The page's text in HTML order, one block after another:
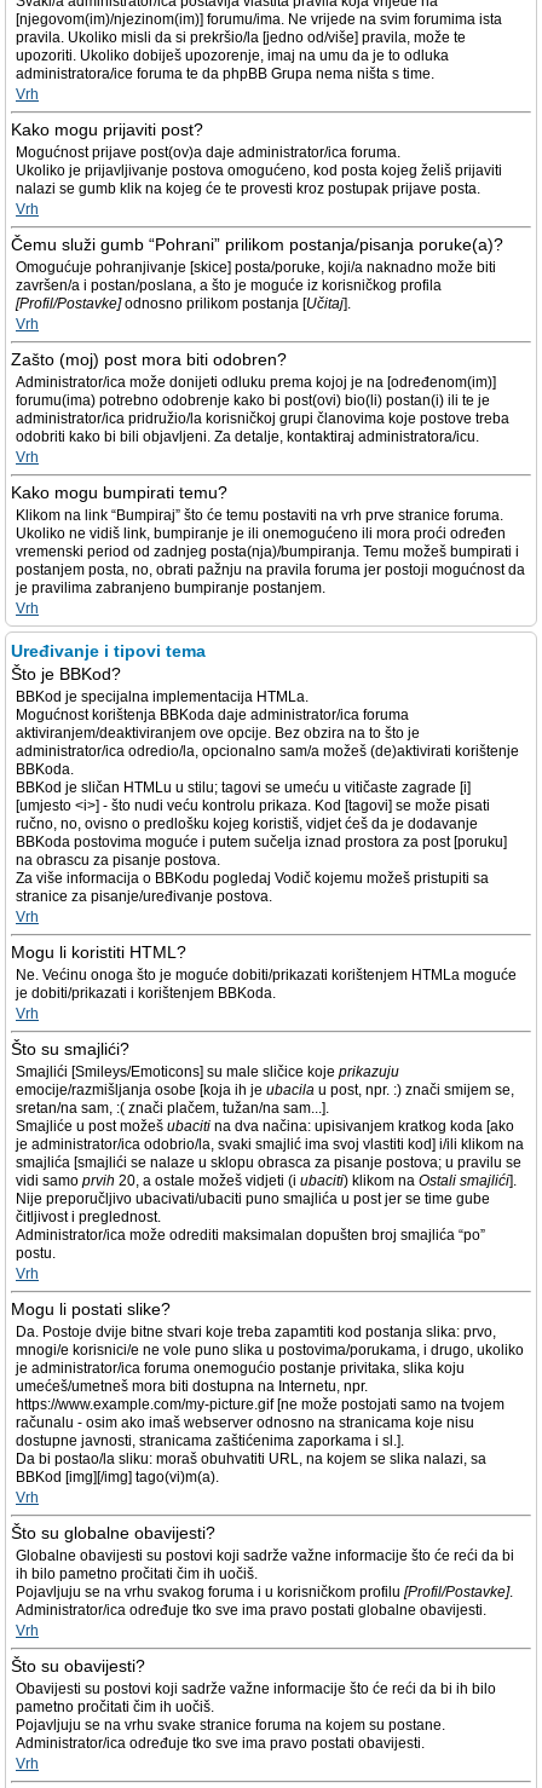
[njegovom(im)/njezinom(im)] forumu/ima. Ne vrijede na svim forumima ista
pravila. Ukoliko misli da si prekršio/la [jedno od/više] pravila, može te
upozoriti. Ukoliko dobiješ upozorenje, imaj na umu da je to odluka
administratora/ice foruma te da phpBB Grupa nema ništa s time.
Vrh
Kako mogu prijaviti post?
Mogućnost prijave post(ov)a daje administrator/ica foruma.
Ukoliko je prijavljivanje postova omogućeno, kod posta kojeg želiš prijaviti
nalazi se gumb klik na kojeg će te provesti kroz postupak prijave posta.
Vrh
Čemu služi gumb “Pohrani” prilikom postanja/pisanja poruke(a)?
Omogućuje pohranjivanje [skice] posta/poruke, koji/a naknadno može biti
završen/a i postan/poslana, a što je moguće iz korisničkog profila
[Profil/Postavke]odnosno prilikom postanja [Učitaj].
Vrh
Zašto (moj) post mora biti odobren?
Administrator/ica može donijeti odluku prema kojoj je na [određenom(im)]
forumu(ima) potrebno odobrenje kako bi post(ovi) bio(li) postan(i) ili te je
administrator/ica pridružio/la korisničkoj grupi članovima koje postove treba
odobriti kako bi bili objavljeni. Za detalje, kontaktiraj administratora/icu.
Vrh
Kako mogu bumpirati temu?
Klikom na link “Bumpiraj” što će temu postaviti na vrh prve stranice foruma.
Ukoliko ne vidiš link, bumpiranje je ili onemogućeno ili mora proći određen
vremenski period od zadnjeg posta(nja)/bumpiranja. Temu možeš bumpirati i
postanjem posta, no, obrati pažnju na pravila foruma jer postoji mogućnost da
je pravilima zabranjeno bumpiranje postanjem.
Vrh
Uređivanje i tipovi tema
Što je BBKod?
BBKod je specijalna implementacija HTMLa.
Mogućnost korištenja BBKoda daje administrator/ica foruma
aktiviranjem/deaktiviranjem ove opcije. Bez obzira na to što je
administrator/ica odredio/la, opcionalno sam/a možeš (de)aktivirati korištenje
BBKoda.
BBKod je sličan HTMLu u stilu; tagovi se umeću u vitičaste zagrade [i]
[umjesto <i>] - što nudi veću kontrolu prikaza. Kod [tagovi] se može pisati
ručno, no, ovisno o predlošku kojeg koristiš, vidjet ćeš da je dodavanje
BBKoda postovima moguće i putem sučelja iznad prostora za post [poruku]
na obrascu za pisanje postova.
Za više informacija o BBKodu pogledaj Vodič kojemu možeš pristupiti sa
stranice za pisanje/uređivanje postova.
Vrh
Mogu li koristiti HTML?
Ne. Većinu onoga što je moguće dobiti/prikazati korištenjem HTMLa moguće
je dobiti/prikazati i korištenjem BBKoda.
Vrh
Što su smajlići?
Smajlići [Smileys/Emoticons] su male sličice koje prikazuju
emocije/razmišljanja osobe [koja ih je ubacila u post, npr. :) znači smijem se,
sretan/na sam, :( znači plačem, tužan/na sam...].
Smajliće u post možeš ubaciti na dva načina: upisivanjem kratkog koda [ako
je administrator/ica odobrio/la, svaki smajlić ima svoj vlastiti kod] i/ili klikom na
smajlića [smajlići se nalaze u sklopu obrasca za pisanje postova; u pravilu se
vidi samo prvih 20, a ostale možeš vidjeti (i ubaciti) klikom na Ostali smajlići].
Nije preporučljivo ubacivati/ubaciti puno smajlića u post jer se time gube
čitljivost i preglednost.
Administrator/ica može odrediti maksimalan dopušten broj smajlića “po”
postu.
Vrh
Mogu li postati slike?
Da. Postoje dvije bitne stvari koje treba zapamtiti kod postanja slika: prvo,
mnogi/e korisnici/e ne vole puno slika u postovima/porukama, i drugo, ukoliko
je administrator/ica foruma onemogućio postanje privitaka, slika koju
umećeš/umetneš mora biti dostupna na Internetu, npr.
https://www.example.com/my-picture.gif [ne može postojati samo na tvojem
računalu - osim ako imaš webserver odnosno na stranicama koje nisu
dostupne javnosti, stranicama zaštićenima zaporkama i sl.].
Da bi postao/la sliku: moraš obuhvatiti URL, na kojem se slika nalazi, sa
BBKod [img][/img] tago(vi)m(a).
Vrh
Što su globalne obavijesti?
Globalne obavijesti su postovi koji sadrže važne informacije što će reći da bi
ih bilo pametno pročitati čim ih uočiš.
Pojavljuju se na vrhu svakog foruma i u korisničkom profilu [Profil/Postavke].
Administrator/ica određuje tko sve ima pravo postati globalne obavijesti.
Vrh
Što su obavijesti?
Obavijesti su postovi koji sadrže važne informacije što će reći da bi ih bilo
pametno pročitati čim ih uočiš.
Pojavljuju se na vrhu svake stranice foruma na kojem su postane.
Administrator/ica određuje tko sve ima pravo postati obavijesti.
Vrh